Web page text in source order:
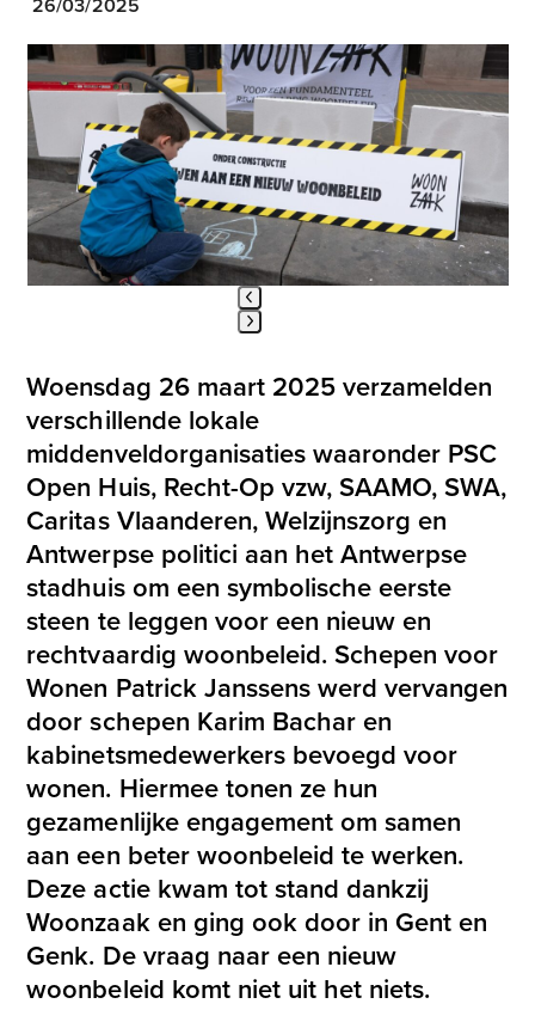
Use
the
left
and
right
arrow
keys
to
access
the
buttons
escape
to
go
to
the
first
slide
Woensdag 26 maart 2025 verzamelden
verschillende lokale
middenveldorganisaties waaronder PSC
Open Huis, Recht-Op vzw, SAAMO, SWA,
Caritas Vlaanderen, Welzijnszorg en
Antwerpse politici aan het Antwerpse
stadhuis om een symbolische eerste
steen te leggen voor een nieuw en
rechtvaardig woonbeleid. Schepen voor
Wonen Patrick Janssens werd vervangen
door schepen Karim Bachar en
kabinetsmedewerkers bevoegd voor
wonen. Hiermee tonen ze hun
gezamenlijke engagement om samen
aan een beter woonbeleid te werken.
Deze actie kwam tot stand dankzij
Woonzaak en ging ook door in Gent en
Genk. De vraag naar een nieuw
woonbeleid komt niet uit het niets.